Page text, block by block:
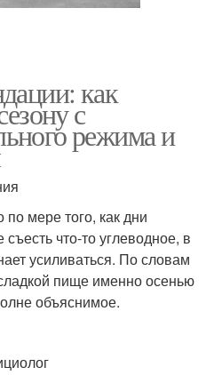
как
с
режима и
мере того, как дни
что-то углеводное, в
усиливаться. По словам
пище именно осенью
объяснимое.